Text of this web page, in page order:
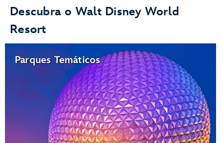
Descubra o Walt Disney World
Resort
Parques Temáticos